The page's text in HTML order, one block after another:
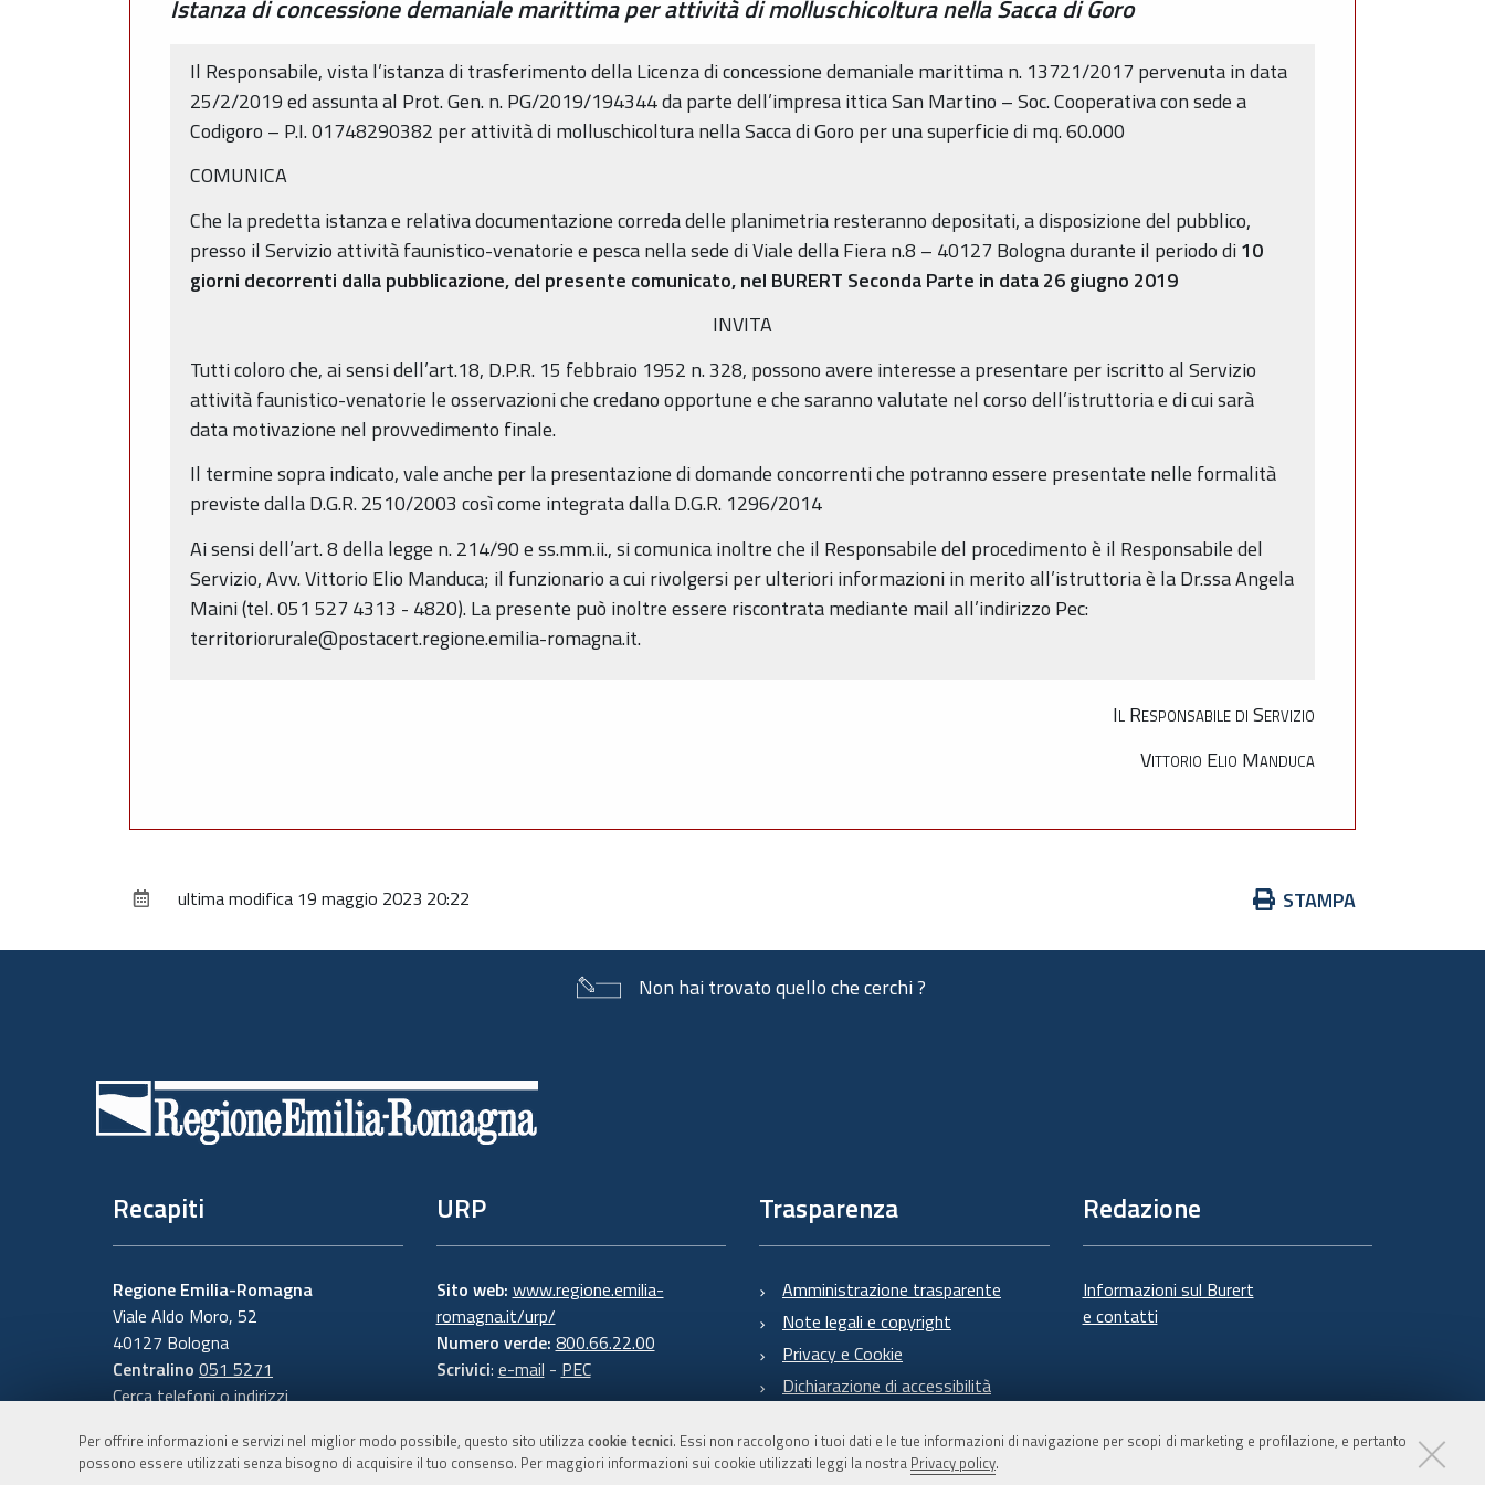
Per offrire informazioni e servizi nel miglior modo possibile, questo sito utilizzacookie tecnici. Essi non raccolgono i tuoi dati e le tue informazioni di navigazione per scopi di marketing e profilazione, e pertanto
possono essere utilizzati senza bisogno di acquisire il tuo consenso. Per maggiori informazioni sui cookie utilizzati leggi la nostra Privacy policy.
Istanza di concessione demaniale marittima per attività di molluschicoltura nella Sacca di Goro
Il Responsabile, vista l’istanza di trasferimento della Licenza di concessione demaniale marittima n. 13721/2017 pervenuta in data
25/2/2019 ed assunta al Prot. Gen. n. PG/2019/194344 da parte dell’impresa ittica San Martino – Soc. Cooperativa con sede a
Codigoro – P.I. 01748290382 per attività di molluschicoltura nella Sacca di Goro per una superficie di mq. 60.000
COMUNICA
Che la predetta istanza e relativa documentazione correda delle planimetria resteranno depositati, a disposizione del pubblico,
presso il Servizio attività faunistico-venatorie e pesca nella sede di Viale della Fiera n.8 – 40127 Bologna durante il periodo di10
giorni decorrenti dalla pubblicazione, del presente comunicato, nel BURERT Seconda Parte in data 26 giugno 2019
INVITA
Tutti coloro che, ai sensi dell’art.18, D.P.R. 15 febbraio 1952 n. 328, possono avere interesse a presentare per iscritto al Servizio
attività faunistico-venatorie le osservazioni che credano opportune e che saranno valutate nel corso dell’istruttoria e di cui sarà
data motivazione nel provvedimento finale.
Il termine sopra indicato, vale anche per la presentazione di domande concorrenti che potranno essere presentate nelle formalità
previste dalla D.G.R. 2510/2003 così come integrata dalla D.G.R. 1296/2014
Ai sensi dell’art. 8 della legge n. 214/90 e ss.mm.ii., si comunica inoltre che il Responsabile del procedimento è il Responsabile del
Servizio, Avv. Vittorio Elio Manduca; il funzionario a cui rivolgersi per ulteriori informazioni in merito all’istruttoria è la Dr.ssa Angela
Maini (tel. 051 527 4313 - 4820). La presente può inoltre essere riscontrata mediante mail all’indirizzo Pec:
territoriorurale@postacert.regione.emilia-romagna.it.
Il Responsabile di Servizio
Vittorio Elio Manduca
Azioni
documento
STAMPA
ultima modifica 19 maggio 2023 20:22
Non hai trovato quello che cerchi ?
Recapiti
Regione Emilia-Romagna
Viale Aldo Moro, 52
40127 Bologna
Centralino 051 5271
Cerca telefoni o indirizzi
URP
Sito web: www.regione.emilia-
romagna.it/urp/
Numero verde: 800.66.22.00
Scrivici: e-mail - PEC
Trasparenza
Amministrazione trasparente
Note legali e copyright
Privacy e Cookie
Dichiarazione di accessibilità
Redazione
Informazioni sul Burert
e contatti